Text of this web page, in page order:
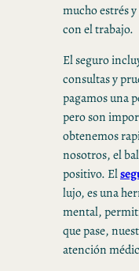
mucho estrés
con el trabajo.
El seguro
consultas y
pagamos una
pero son
obtenemos
nosotros, el
positivo. El
lujo, es una
mental,
que pase,
atención